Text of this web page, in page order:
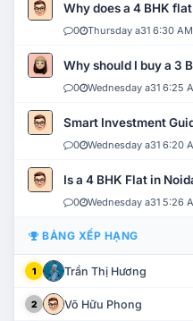
Why does a 4 BHK
0 Thursday a31 6:30 AM
Why should I buy a 3
0 Wednesday a31 6:25
Smart Investment
0 Wednesday a31 6:20
Is a 4 BHK Flat in
0 Wednesday a31 5:26
BẢNG XẾP HẠNG
1 Trần Thị Hương
2 Võ Hữu Phong